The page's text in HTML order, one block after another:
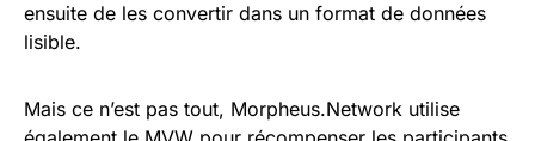
ensuite de les convertir dans un format de données
lisible.
Mais ce n’est pas tout, Morpheus.Network utilise